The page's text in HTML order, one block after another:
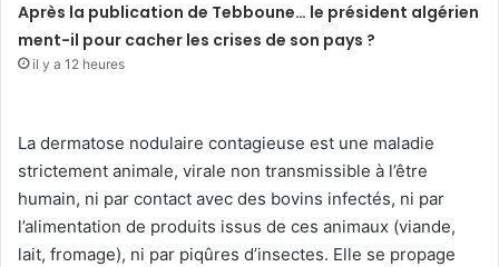
Après la publication de Tebboune… le président algérien
ment-il pour cacher les crises de son pays ?
il y a 12 heures
La dermatose nodulaire contagieuse est une maladie
strictement animale, virale non transmissible à l’être
humain, ni par contact avec des bovins infectés, ni par
l’alimentation de produits issus de ces animaux (viande,
lait, fromage), ni par piqûres d’insectes. Elle se propage